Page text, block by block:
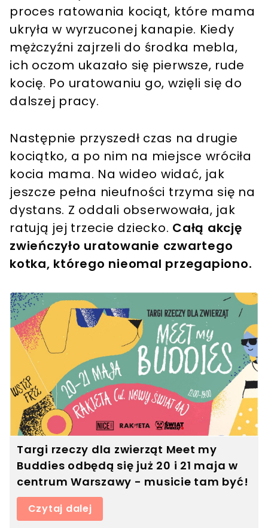
proces ratowania kociąt, które mama
ukryła w wyrzuconej kanapie. Kiedy
mężczyźni zajrzeli do środka mebla,
ich oczom ukazało się pierwsze, rude
kocię. Po uratowaniu go, wzięli się do
dalszej pracy.
Następnie przyszedł czas na drugie
kociątko, a po nim na miejsce wróciła
kocia mama. Na wideo widać, jak
jeszcze pełna nieufności trzyma się na
dystans. Z oddali obserwowała, jak
ratują jej trzecie dziecko. Całą akcję
zwieńczyło uratowanie czwartego
kotka, którego nieomal przegapiono.
Targi rzeczy dla zwierząt Meet my
Buddies odbędą się już 20 i 21 maja w
centrum Warszawy - musicie tam być!
Czytaj dalej